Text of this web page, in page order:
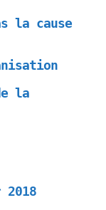
la cause
la